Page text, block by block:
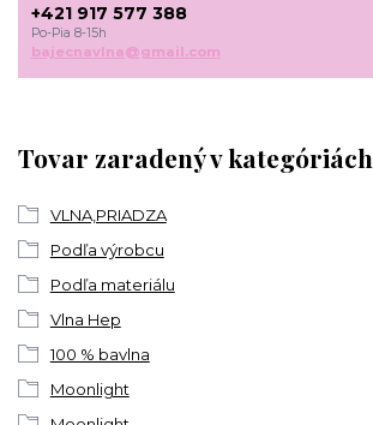
Tovar zaradený v kategóriách
VLNA,PRIADZA
Podľa výrobcu
Podľa materiálu
Vlna Hep
100 % bavlna
Moonlight
+421 917 577 388
Po-Pia 8-15h
bajecnavlna@gmail.com